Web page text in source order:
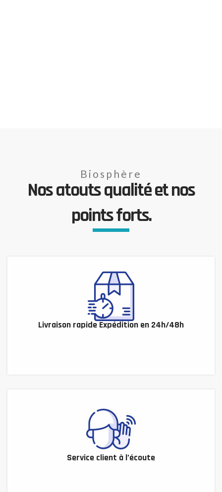
Biosphère
Nos atouts qualité et nos
points forts.
Livraison rapide Expédition en 24h/48h
Service client à l’écoute